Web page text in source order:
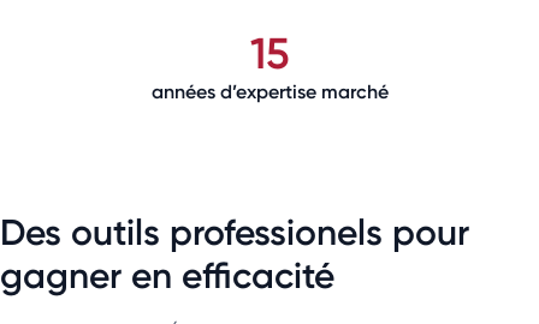
15
années d’expertise marché
Des outils professionels pour
gagner en efficacité